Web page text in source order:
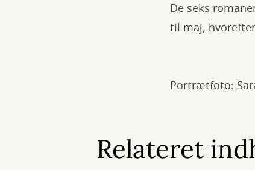
De seks
til maj,
Portrætfoto:
Relateret